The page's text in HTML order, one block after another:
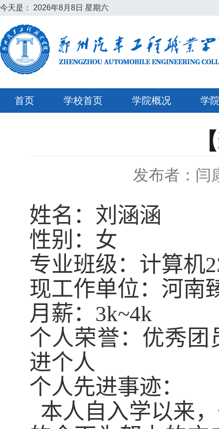
今天是： 2026年8月8日 星期六
首页 学校首页 学院概况 学
发布者：闫
姓名：刘涵涵
性别：女
专业班级：计算机
现工作单位：河南
月薪： 3k~4k
个人荣誉：优秀
进个人
个人先进事迹：
本人自入学以来